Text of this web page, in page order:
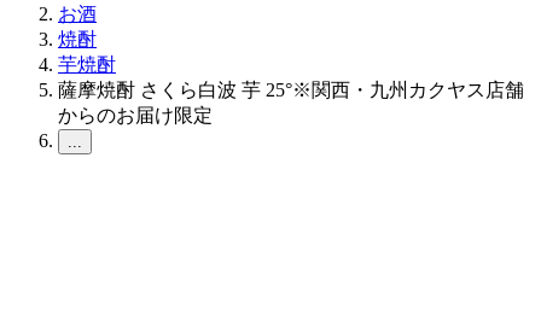
お酒
焼酎
芋焼酎
薩摩焼酎 さくら白波 芋 25°※関西・九州カクヤス店舗
からのお届け限定
...